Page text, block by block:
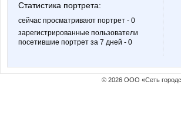
Статистика портрета:
сейчас просматривают портрет - 0
зарегистрированные пользователи
посетившие портрет за 7 дней - 0
© 2026 ООО «Сеть